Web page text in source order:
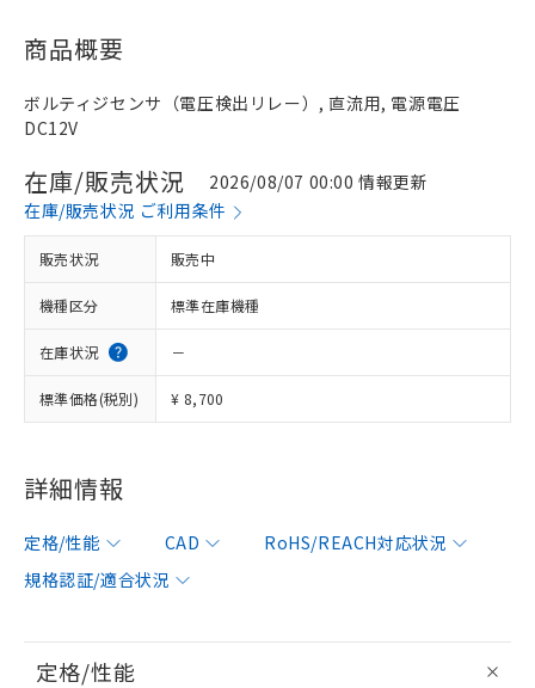
商品概要
ボルティジセンサ（電圧検出リレー）, 直流用, 電源電圧
DC12V
在庫/販売状況
2026/08/07 00:00 情報更新
在庫/販売状況 ご利用条件
販売状況 販売中
機種区分 標準在庫機種
在庫状況 －
標準価格(税別) ¥ 8,700
詳細情報
定格/性能 CAD
RoHS/REACH対応状況
規格認証/適合状況
定格/性能